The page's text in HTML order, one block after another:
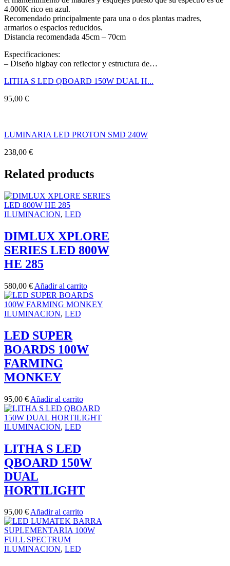
4.000K rico en azul.
Recomendado principalmente para una o dos plantas madres,
armarios o espacios reducidos.
Distancia recomendada 45cm – 70cm
Especificaciones:
– Diseño higbay con reflector y estructura de…
LITHA S LED QBOARD 150W DUAL H...
95,00 €
LUMINARIA LED PROTON SMD 240W
238,00 €
Related products
ILUMINACION, LED
DIMLUX XPLORE
SERIES LED 800W
HE 285
580,00 € Añadir al carrito
ILUMINACION, LED
LED SUPER
BOARDS 100W
FARMING
MONKEY
95,00 € Añadir al carrito
ILUMINACION, LED
LITHA S LED
QBOARD 150W
DUAL
HORTILIGHT
95,00 €Añadir al carrito
ILUMINACION, LED